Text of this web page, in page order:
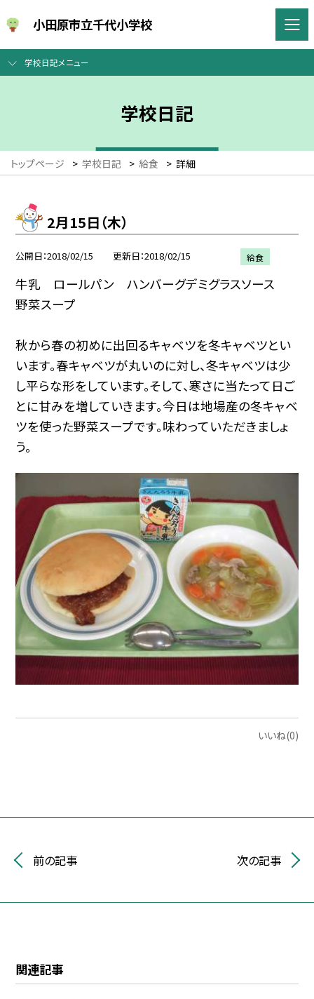
小田原市立千代小学校
学校日記メニュー
学校日記
トップページ > 学校日記 > 給食 > 詳細
2月15日（木）
公開日 2018/02/15 更新日 2018/02/15 給食
牛乳 ロールパン ハンバーグデミグラスソース
野菜スープ
秋から春の初めに出回るキャベツを冬キャベツとい
います。春キャベツが丸いのに対し、冬キャベツは少
し平らな形をしています。そして、寒さに当たって日ご
とに甘みを増していきます。今日は地場産の冬キャベ
ツを使った野菜スープです。味わっていただきましょ
う。
いいね(0)
前の記事 次の記事
関連記事